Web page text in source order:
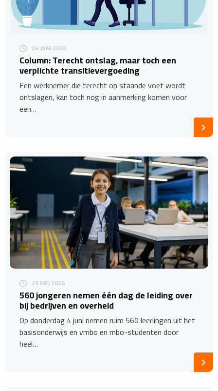
24 JUNI 2026
Column: Terecht ontslag, maar toch een
verplichte transitievergoeding
Een werknemer die terecht op staande voet wordt
ontslagen, kan toch nog in aanmerking komen voor
een…
29 MEI 2026
560 jongeren nemen één dag de leiding over
bij bedrijven en overheid
Op donderdag 4 juni nemen ruim 560 leerlingen uit het
basisonderwijs en vmbo en mbo-studenten door
heel…